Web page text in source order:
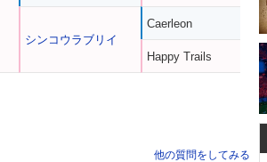
シンコウラブリイ
Caerleon
Happy Trails
他の質問をしてみる